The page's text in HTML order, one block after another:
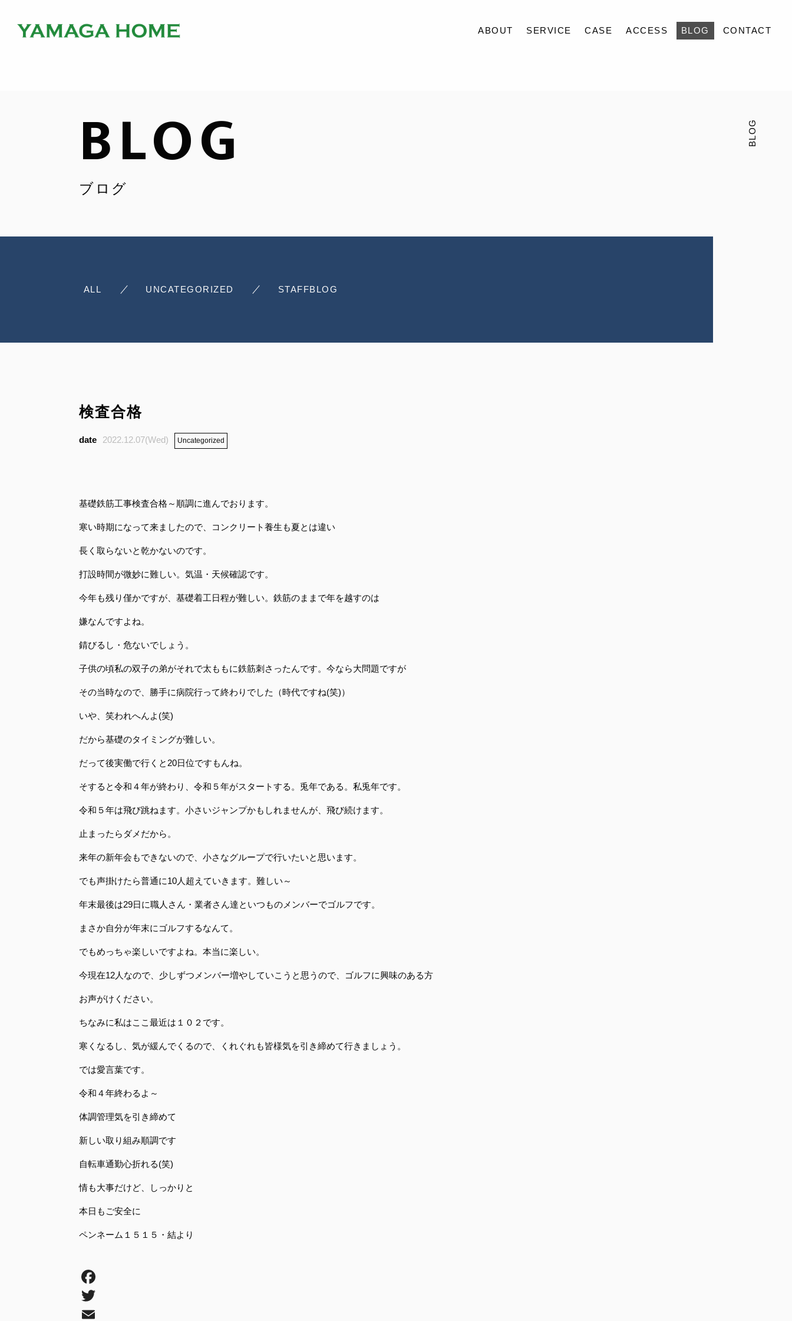
ABOUT SERVICE CASE ACCESS BLOG CONTACT
BLOG
ブログ
BLOG
ALL UNCATEGORIZED STAFFBLOG
検査合格
2022.12.07(Wed) Uncategorized
基礎鉄筋工事検査合格～順調に進んでおります。
寒い時期になって来ましたので、コンクリート養生も夏とは違い
長く取らないと乾かないのです。
打設時間が微妙に難しい。気温・天候確認です。
今年も残り僅かですが、基礎着工日程が難しい。鉄筋のままで年を越すのは
嫌なんですよね。
錆びるし・危ないでしょう。
子供の頃私の双子の弟がそれで太ももに鉄筋刺さったんです。今なら大問題ですが
その当時なので、勝手に病院行って終わりでした（時代ですね(笑)）
いや、笑われへんよ(笑)
だから基礎のタイミングが難しい。
だって後実働で行くと20日位ですもんね。
そすると令和４年が終わり、令和５年がスタートする。兎年である。私兎年です。
令和５年は飛び跳ねます。小さいジャンプかもしれませんが、飛び続けます。
止まったらダメだから。
来年の新年会もできないので、小さなグループで行いたいと思います。
でも声掛けたら普通に10人超えていきます。難しい～
年末最後は29日に職人さん・業者さん達といつものメンバーでゴルフです。
まさか自分が年末にゴルフするなんて。
でもめっちゃ楽しいですよね。本当に楽しい。
今現在12人なので、少しずつメンバー増やしていこうと思うので、ゴルフに興味のある方
お声がけください。
ちなみに私はここ最近は１０２です。
寒くなるし、気が緩んでくるので、くれぐれも皆様気を引き締めて行きましょう。
では愛言葉です。
令和４年終わるよ～
体調管理気を引き締めて
新しい取り組み順調です
自転車通勤心折れる(笑)
情も大事だけど、しっかりと
本日もご安全に
ペンネーム１５１５・結より